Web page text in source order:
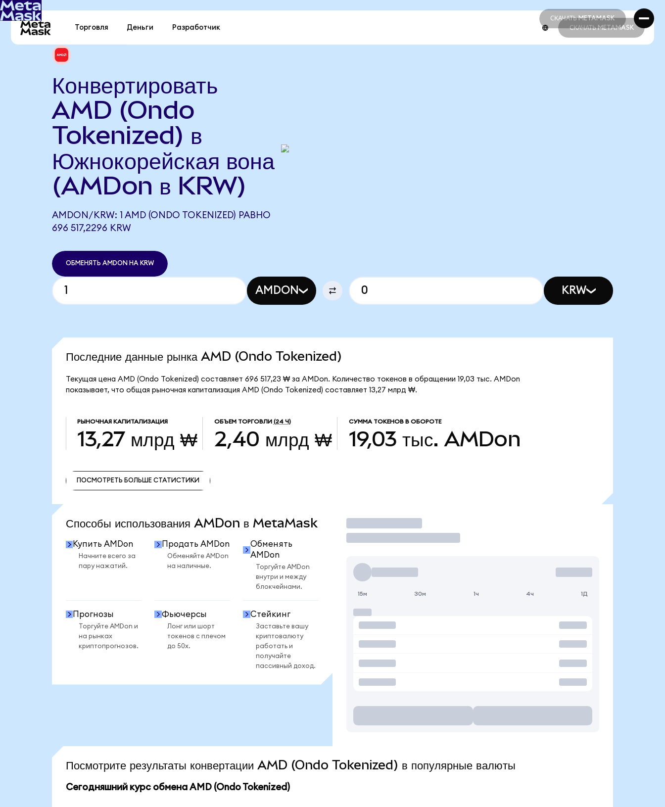
СКАЧАТЬ METAMASK
СКАЧАТЬ METAMASK
Торговля Деньги Разработчик СКАЧАТЬ METAMASK
Конвертировать
AMD (Ondo
Tokenized) в
Южнокорейская вона
(AMDon в KRW)
AMDON/KRW: 1 AMD (ONDO TOKENIZED) РАВНО
696 517,2296 KRW
ОБМЕНЯТЬ AMDON НА KRW
AMDON KRW
Последние данные рынка AMD (Ondo Tokenized)
Текущая цена AMD (Ondo Tokenized) составляет 696 517,23 ₩ за AMDon. Количество токенов в обращении 19,03 тыс. AMDon
показывает, что общая рыночная капитализация AMD (Ondo Tokenized) составляет 13,27 млрд ₩.
РЫНОЧНАЯ КАПИТАЛИЗАЦИЯ
13,27 млрд ₩
ОБЪЕМ ТОРГОВЛИ (24 Ч)
2,40 млрд ₩
СУММА ТОКЕНОВ В ОБОРОТЕ
19,03 тыс. AMDon
ПОСМОТРЕТЬ БОЛЬШЕ СТАТИСТИКИ
Способы использования AMDon в MetaMask
Купить AMDon
Начните всего за
пару нажатий.
Продать AMDon
Обменяйте AMDon
на наличные.
Обменять
AMDon
Торгуйте AMDon
внутри и между
блокчейнами.
Прогнозы
Торгуйте AMDon и
на рынках
криптопрогнозов.
Фьючерсы
Лонг или шорт
токенов с плечом
до 50x.
Стейкинг
Заставьте вашу
криптовалюту
работать и
получайте
пассивный доход.
Торговать
15м 30м 1ч 4ч 1Д
Посмотрите результаты конвертации AMD (Ondo Tokenized) в популярные валюты
Сегодняшний курс обмена AMD (Ondo Tokenized)